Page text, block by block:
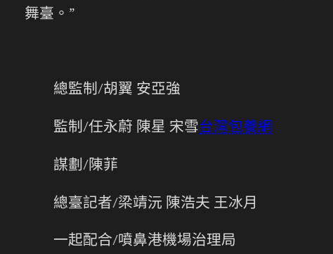
舞臺。”
總監制/胡翼 安亞強
監制/任永蔚 陳星 宋雪台灣包養網
謀劃/陳菲
總臺記者/梁靖沅 陳浩夫 王冰月
一起配合/噴鼻港機場治理局